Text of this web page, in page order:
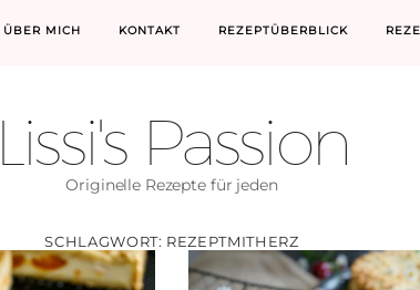
ÜBER MICH KONTAKT REZEPTÜBERBLICK
Lissi's Passion
Originelle Rezepte für jeden
SCHLAGWORT: REZEPTMITHERZ